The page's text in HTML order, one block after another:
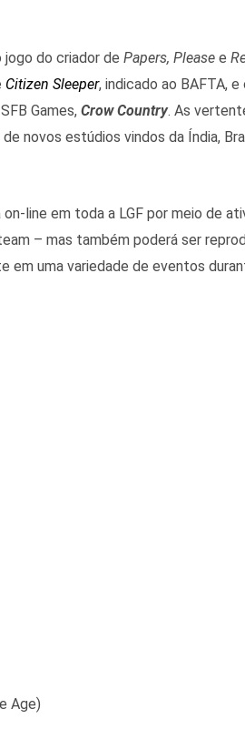
jogo do criador de Papers, Pleasee
Citizen Sleeper, indicado ao BAFTA,
Games, Crow Country. As
novos estúdios vindos da Índia,
line em toda a LGF por meio de
– mas também poderá ser
uma variedade de eventos
Age)